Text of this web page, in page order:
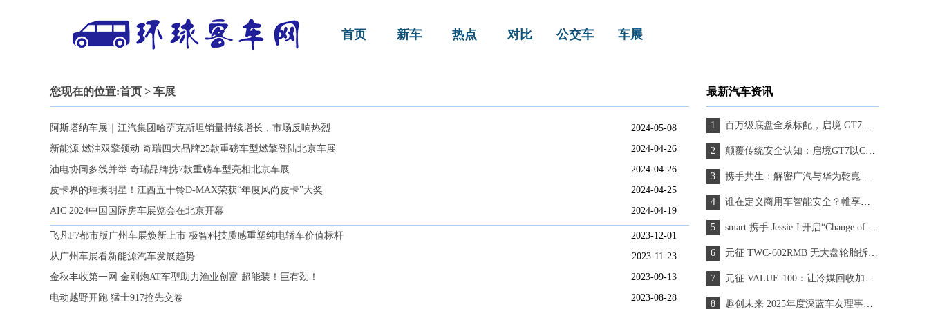
首页 新车 热点 对比 公交车 车展
您现在的位置:首页 > 车展
阿斯塔纳车展｜江汽集团哈萨克斯坦销量持续增长，市场反响热烈
2024-05-08
新能源 燃油双擎领动 奇瑞四大品牌25款重磅车型燃擎登陆北京车展
2024-04-26
油电协同多线并举 奇瑞品牌携7款重磅车型亮相北京车展
2024-04-26
皮卡界的璀璨明星！江西五十铃D-MAX荣获“年度风尚皮卡”大奖
2024-04-25
AIC 2024中国国际房车展览会在北京开幕
2024-04-19
飞凡F7都市版广州车展焕新上市 极智科技质感重塑纯电轿车价值标杆
2023-12-01
从广州车展看新能源汽车发展趋势
2023-11-23
金秋丰收第一网 金刚炮AT车型助力渔业创富 超能装！巨有劲！
2023-09-13
电动越野开跑 猛士917抢先交卷
2023-08-28
最新汽车资讯
百万级底盘全系标配，启境 GT7 把驾控门槛打下来了
颠覆传统安全认知：启境GT7以CAS 5.0锻造新能源时代出行信心基石
携手共生：解密广汽与华为乾崑的“跨界融合”，启境GT7如何从规划图走向科技实体
谁在定义商用车智能安全？帷享科技 20 年技术答卷揭晓
smart 携手 Jessie J 开启“Change of Perspectives”全球品牌战役
元征 TWC-602RMB 无大盘轮胎拆装机：重塑汽修作业的专业标杆
元征 VALUE-100：让冷媒回收加注，高效又省心
趣创未来 2025年度深蓝车友理事大会 开启用户运营新篇章